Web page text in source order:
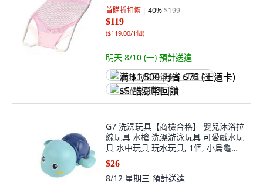
首購折扣價 40%$199
$119
($119.00/1個)
明天 8/10 (一) 預計送達
满 $1,500 再省 $75 (王道卡)
$5 酷澎幣回饋
G7 洗澡玩具【商檢合格】 嬰兒沐浴拉
線玩具 水槍 洗澡游泳玩具 可愛戲水玩
具 水中玩具 玩水玩具, 1個, 小烏龜
（藍色）, 藍色
$26
8/12 星期三 預計送達